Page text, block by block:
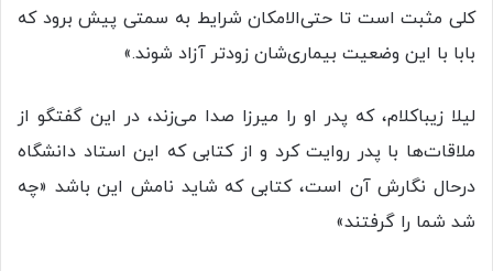
کلی مثبت است تا حتی‌الامکان شرایط به سمتی پیش برود که
بابا با این وضعیت بیماری‌شان زودتر آزاد شوند.»
لیلا زیباکلام، که پدر او را میرزا صدا می‌زند، در این گفتگو از
ملاقات‌ها با پدر روایت کرد و از کتابی که این استاد دانشگاه
درحال نگارش آن است، کتابی که شاید نامش این باشد «چه
شد شما را گرفتند»